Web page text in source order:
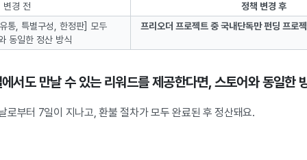
변경 전
정책 변경 후
통, 특별구성, 한정판] 모두
동일한 정산 방식
프리오더 프로젝트 중 국내단독만 펀딩 프로
서도 만날 수 있는 리워드를 제공한다면, 스토어와 동일한
로부터 7일이 지나고, 환불 절차가 모두 완료된 후 정산돼요.